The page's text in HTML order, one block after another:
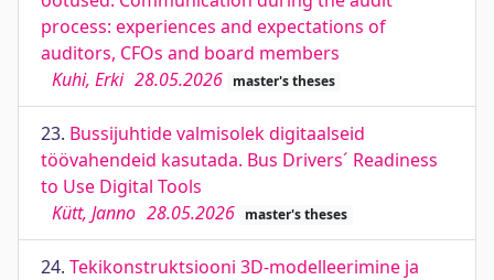
process: experiences and expectations of
auditors, CFOs and board members
Kuhi, Erki 28.05.2026 master's theses
23. Bussijuhtide valmisolek digitaalseid
töövahendeid kasutada. Bus Drivers´ Readiness
to Use Digital Tools
Kütt, Janno 28.05.2026 master's theses
24. Tekikonstruktsiooni 3D-modelleerimine ja